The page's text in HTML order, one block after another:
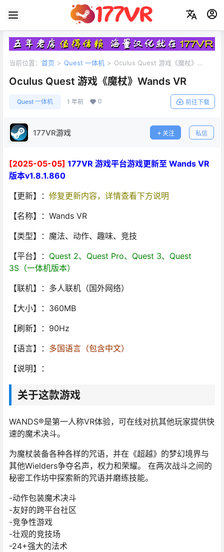
当前位置： 首页 > Quest 一体机 > Oculus Quest 游戏《魔杖》
Oculus Quest 游戏《魔杖》Wands VR
Quest 一体机 1 年前 0 前往下载
177VR游戏 关注 私信
[2025-05-05] 177VR 游戏平台游戏更新至 Wands VR
版本v1.8.1.860
【更新】： 修复更新内容，详情查看下方说明
【名称】：Wands VR
【类型】：魔法、动作、趣味、竞技
【平台】： Quest 2、Quest Pro、Quest 3、Quest
3S（一体机版本）
【联机】：多人联机（国外网络）
【大小】：360MB
【刷新】：90Hz
【语言】： 多国语言（包含中文）
【说明】：
关于这款游戏
WANDS®是第一人称VR体验，可在线对抗其他玩家提供快
速的魔术决斗。
为魔杖装备各种各样的咒语，并在《超越》的梦幻境界与
其他Wielders争夺名声，权力和荣耀。 在两次战斗之间的
秘密工作坊中探索新的咒语并磨练技能。
-动作包装魔术决斗
-友好的跨平台社区
-竞争性游戏
-壮观的竞技场
-24+强大的法术